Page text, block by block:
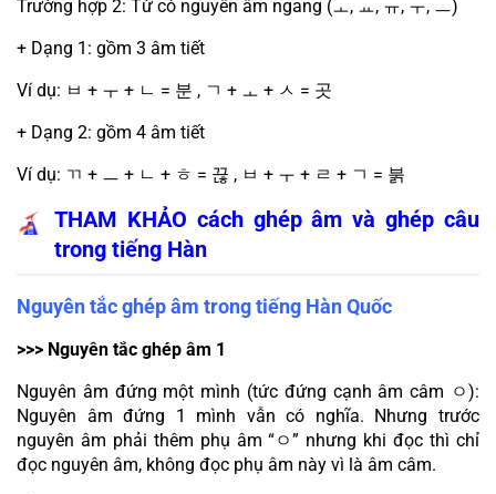
Trường hợp 2: Từ có nguyên âm ngang (ㅗ, ㅛ, ㅠ, ㅜ, ㅡ)
+ Dạng 1: gồm 3 âm tiết
Ví dụ: ㅂ + ㅜ + ㄴ = 분 , ㄱ + ㅗ + ㅅ = 곳
+ Dạng 2: gồm 4 âm tiết
Ví dụ: ㄲ + ㅡ + ㄴ + ㅎ = 끊 , ㅂ + ㅜ + ㄹ + ㄱ = 붉
THAM KHẢO cách ghép âm và ghép câu
trong tiếng Hàn
Nguyên tắc ghép âm trong tiếng Hàn Quốc
>>> Nguyên tắc ghép âm 1
Nguyên âm đứng một mình (tức đứng cạnh âm câm ㅇ):
Nguyên âm đứng 1 mình vẫn có nghĩa. Nhưng trước
nguyên âm phải thêm phụ âm “ㅇ” nhưng khi đọc thì chỉ
đọc nguyên âm, không đọc phụ âm này vì là âm câm.